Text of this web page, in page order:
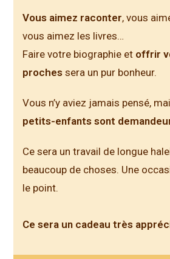
Vous aimez raconter, vous
vous aimez les livres…
Faire votre biographie et offrir
proches sera un pur bonheur.
Vous n’y aviez jamais pensé,
petits-enfants sont
Ce sera un travail de longue
beaucoup de choses. Une
le point.
Ce sera un cadeau très